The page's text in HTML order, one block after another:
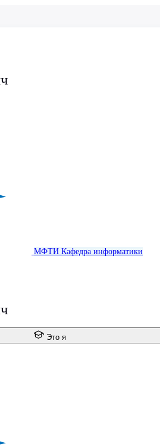
МФТИ Кафедра информатики
Это я